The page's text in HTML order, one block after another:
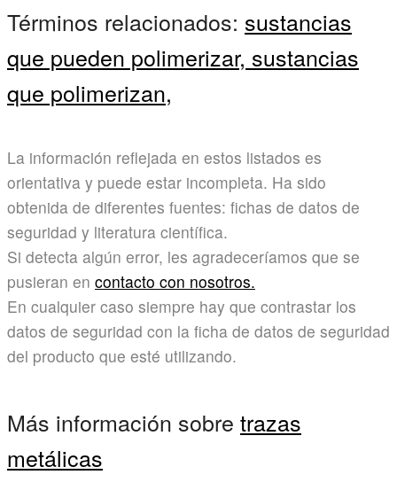
Términos relacionados: sustancias
que pueden polimerizar, sustancias
que polimerizan,
La información reflejada en estos listados es
orientativa y puede estar incompleta. Ha sido
obtenida de diferentes fuentes: fichas de datos de
seguridad y literatura científica.
Si detecta algún error, les agradeceríamos que se
pusieran en contacto con nosotros.
En cualquier caso siempre hay que contrastar los
datos de seguridad con la ficha de datos de seguridad
del producto que esté utilizando.
Más información sobre trazas
metálicas